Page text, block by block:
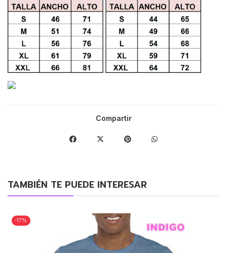
Compartir
TAMBIÉN TE PUEDE INTERESAR
-17%